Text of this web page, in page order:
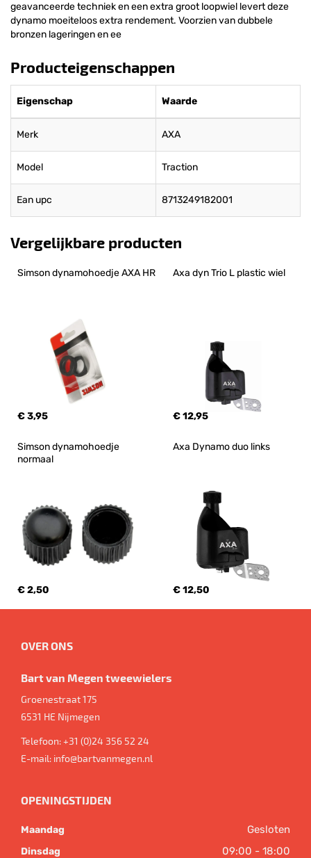
geavanceerde techniek en een extra groot loopwiel levert deze
dynamo moeiteloos extra rendement. Voorzien van dubbele
bronzen lageringen en ee
Producteigenschappen
Eigenschap Waarde
Merk AXA
Model Traction
Ean upc 8713249182001
Vergelijkbare producten
Simson dynamohoedje AXA HR
€ 3,95
Axa dyn Trio L plastic wiel
€ 12,95
Simson dynamohoedje
normaal
€ 2,50
Axa Dynamo duo links
€ 12,50
OVER ONS
Bart van Megen tweewielers
Groenestraat 175
6531 HE Nijmegen
Telefoon:+31 (0)24 356 52 24
E-mail: info@bartvanmegen.nl
OPENINGSTIJDEN
Maandag Gesloten
Dinsdag 09:00 - 18:00